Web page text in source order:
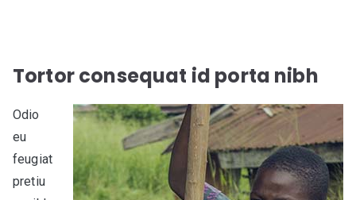
Tortor consequat id porta nibh
Odio
eu
feugiat
pretiu